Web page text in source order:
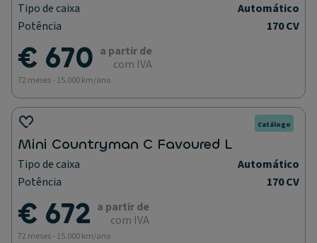
Tipo de caixa
Automático
Potência
170 CV
€ 670 a partir de
com IVA
72 meses - 15.000 km/ano
Catálogo
Mini Countryman C Favoured L
Tipo de caixa
Automático
Potência
170 CV
€ 672 a partir de
com IVA
72 meses - 15.000 km/ano